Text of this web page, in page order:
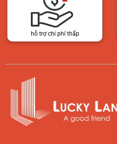
hỗ trợ chi phí thấp